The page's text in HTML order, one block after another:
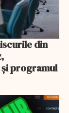
din
programul